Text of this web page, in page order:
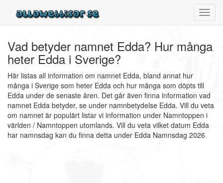
Vad betyder namnet Edda? Hur många
heter Edda i Sverige?
Här listas all information om namnet Edda, bland annat hur
många i Sverige som heter Edda och hur många som döpts till
Edda under de senaste åren. Det går även finna information vad
namnet Edda betyder, se under namnbetydelse Edda. Vill du veta
om namnet är populärt listar vi information under Namntoppen i
världen / Namntoppen utomlands. Vill du veta vilket datum Edda
har namnsdag kan du finna detta under Edda Namnsdag 2026